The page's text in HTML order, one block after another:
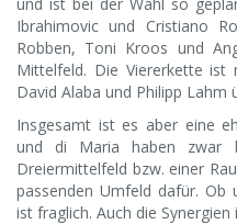
Ibrahimovic und Cristiano
Robben, Toni Kroos und
Mittelfeld. Die Viererkette ist
David Alaba und Philipp Lahm
Insgesamt ist es aber eine
und di Maria haben zwar
Dreiermittelfeld bzw. einer
passenden Umfeld dafür. Ob
ist fraglich. Auch die